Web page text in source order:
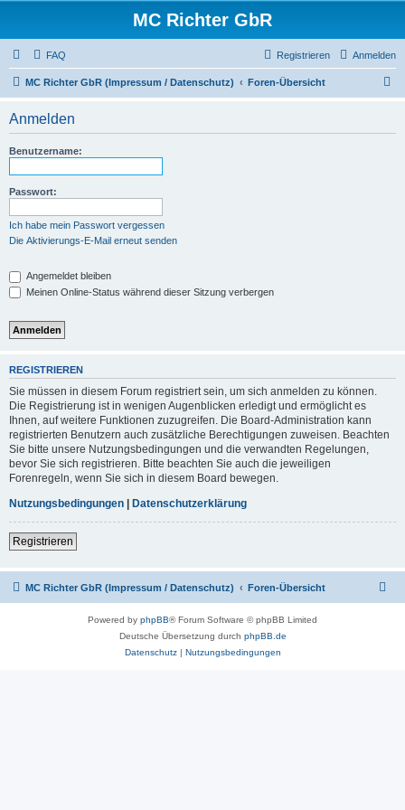
MC Richter GbR
FAQ Anmelden
Registrieren
MC Richter GbR (Impressum / Datenschutz) Foren-Übersicht
Anmelden
Benutzername:
Passwort:
Ich habe mein Passwort vergessen
Die Aktivierungs-E-Mail erneut senden
Angemeldet bleiben
Meinen Online-Status während dieser Sitzung verbergen
REGISTRIEREN
Sie müssen in diesem Forum registriert sein, um sich anmelden zu können.
Die Registrierung ist in wenigen Augenblicken erledigt und ermöglicht es
Ihnen, auf weitere Funktionen zuzugreifen. Die Board-Administration kann
registrierten Benutzern auch zusätzliche Berechtigungen zuweisen. Beachten
Sie bitte unsere Nutzungsbedingungen und die verwandten Regelungen,
bevor Sie sich registrieren. Bitte beachten Sie auch die jeweiligen
Forenregeln, wenn Sie sich in diesem Board bewegen.
Nutzungsbedingungen | Datenschutzerklärung
Registrieren
MC Richter GbR (Impressum / Datenschutz) Foren-Übersicht
Powered by phpBB® Forum Software © phpBB Limited
Deutsche Übersetzung durch phpBB.de
Datenschutz| Nutzungsbedingungen